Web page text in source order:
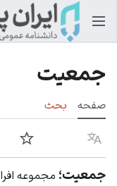
جمعیت
صفحه بحث
زبان پیگیری
جمعیت؛ مجموعه